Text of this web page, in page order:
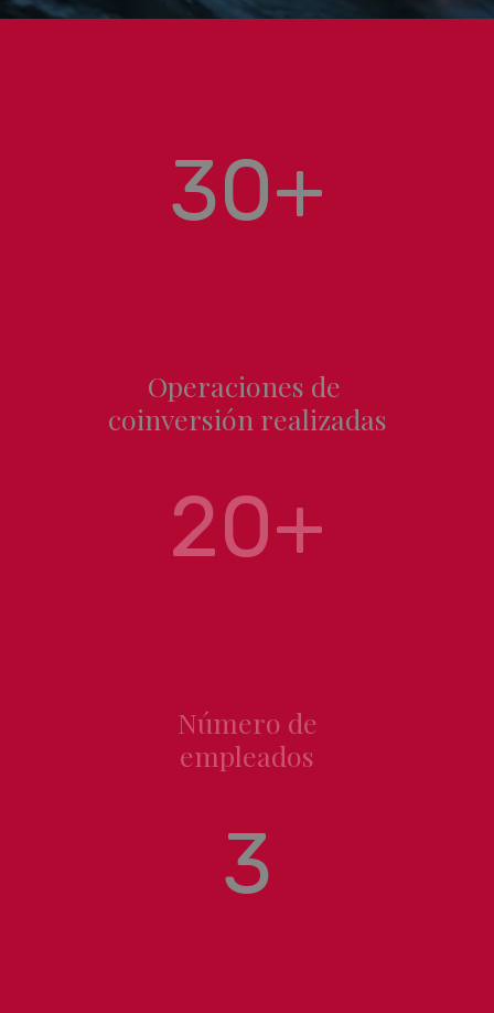
30+
Operaciones de
coinversión realizadas
20+
Número de
empleados
3